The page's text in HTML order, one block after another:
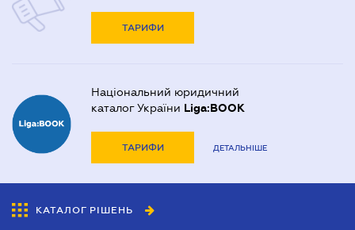
ТАРИФИ
Національний юридичний
каталог України Liga:BOOK
ТАРИФИ ДЕТАЛЬНІШЕ
КАТАЛОГ РІШЕНЬ